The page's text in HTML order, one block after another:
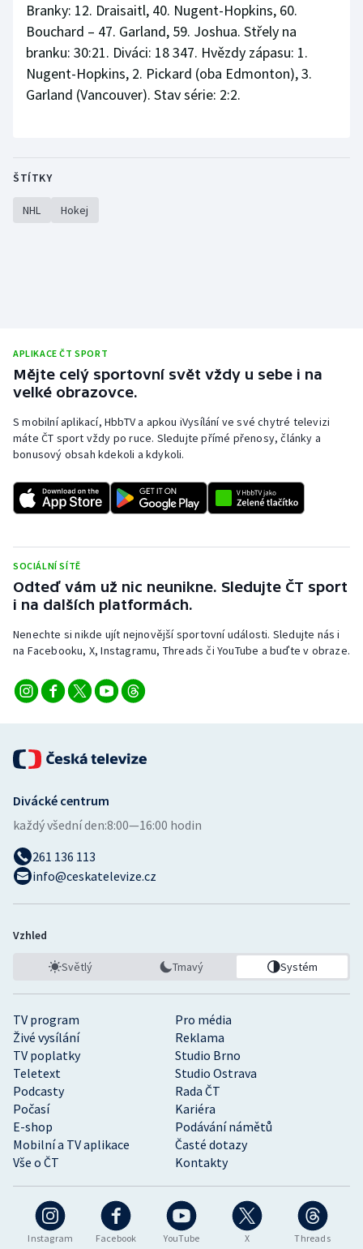
Branky: 12. Draisaitl, 40. Nugent-Hopkins, 60.
Bouchard – 47. Garland, 59. Joshua. Střely na
branku: 30:21. Diváci: 18 347. Hvězdy zápasu: 1.
Nugent-Hopkins, 2. Pickard (oba Edmonton), 3.
Garland (Vancouver). Stav série: 2:2.
ŠTÍTKY
NHL Hokej
APLIKACE ČT SPORT
Mějte celý sportovní svět vždy u sebe i na
velké obrazovce.
S mobilní aplikací, HbbTV a apkou iVysílání ve své chytré televizi
máte ČT sport vždy po ruce. Sledujte přímé přenosy, články a
bonusový obsah kdekoli a kdykoli.
SOCIÁLNÍ SÍTĚ
Odteď vám už nic neunikne. Sledujte ČT sport
i na dalších platformách.
Nenechte si nikde ujít nejnovější sportovní události. Sledujte nás i
na Facebooku, X, Instagramu, Threads či YouTube a buďte v obraze.
Instagram Facebook YouTube X Threads
TV program
Pro média
Živé vysílání
Reklama
TV poplatky
Studio Brno
Teletext
Studio Ostrava
Podcasty
Rada ČT
Počasí
Kariéra
E-shop
Podávání námětů
Mobilní a TV aplikace
Časté dotazy
Vše o ČT
Kontakty
Divácké centrum
každý všední den:8:00—16:00 hodin
261 136 113
info@ceskatelevize.cz
Vzhled
Světlý Tmavý Systém